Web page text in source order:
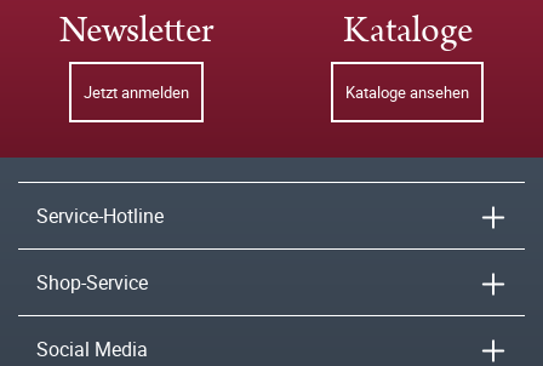
Newsletter
Jetzt anmelden
Kataloge
Kataloge ansehen
Service-Hotline
Shop-Service
Social Media